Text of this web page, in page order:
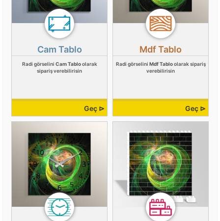
Cam Tablo
Radi görselini Cam Tabloolarak
sipariş verebilirisin
Geç ⊳
Mdf Tablo
Radi görselini Mdf Tabloolarak sipariş
verebilirisin
Geç ⊳